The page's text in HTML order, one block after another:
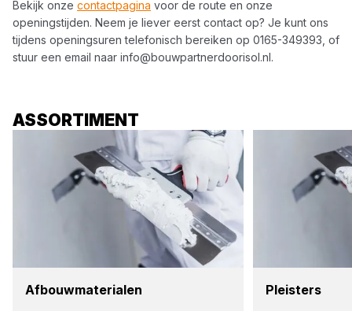
Bekijk onze contactpagina voor de route en onze
openingstijden. Neem je liever eerst contact op? Je kunt ons
tijdens openingsuren telefonisch bereiken op 0165-349393 , of
stuur een email naar info@bouwpartnerdoorisol.nl.
ASSORTIMENT
Afbouw­ma­te­ri­a­len Pleis­ters